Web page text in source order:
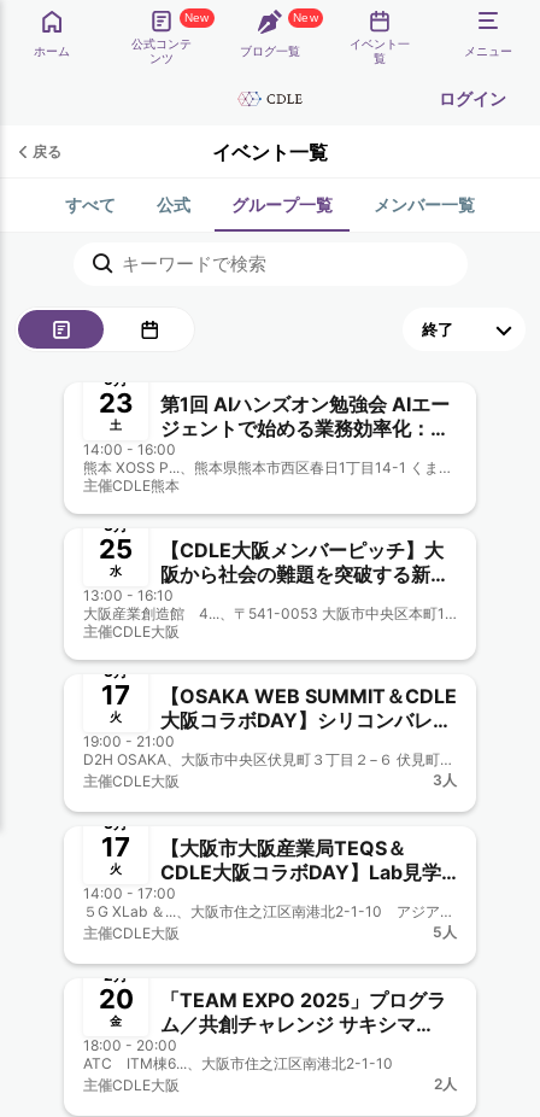
ホーム
New
公式コンテ
ンツ
New
ブログ一覧
イベント一
覧
メニュー
ログイン
戻る イベント一覧
すべて 公式 グループ一覧 メンバー一覧
5月
23
土
第1回 AIハンズオン勉強会 AIエー
ジェントで始める業務効率化：
ChatGPTの次に来る「自律型AI」
の使い方
14:00 - 16:00
熊本 XOSS P...、熊本県熊本市西区春日1丁目14-1 くまもと森都心プラザ2階
主催CDLE熊本
終了
3月
25
水
【CDLE大阪メンバーピッチ】大
阪から社会の難題を突破する新事
業が続々！新鋭ベンチャーと実力
派企業が挑む【ビジコンOSAKA
2025】〈CDLE大阪Meetup＃
55〉
13:00 - 16:10
大阪産業創造館 4...、〒541-0053 大阪市中央区本町1-4-5 大阪産業創造館
主催CDLE大阪
終了
3月
17
火
【OSAKA WEB SUMMIT＆CDLE
大阪コラボDAY】シリコンバレー
事業開発者が語る AIに出力させる
前にやってほしい爆速プロトタイ
ピングのすゝめ〈＆CDLE大阪
Meetup＃55〉
19:00 - 21:00
D2H OSAKA、大阪市中央区伏見町３丁目２−６ 伏見町ＫＹビル
主催CDLE大阪 3人
終了
3月
17
火
【大阪市大阪産業局TEQS＆
CDLE大阪コラボDAY】Lab見学
＆セミナー〈CDLE大阪Meetup
＃54〉
14:00 - 17:00
５G XLab ＆...、大阪市住之江区南港北2-1-10 アジア太平洋トレードセンター（ATC）内 ITM棟6階 （ニュートラム南港ポートタウン線 トレードセンター前駅下車） https://teqs.jp/about_us/access.php/
主催CDLE大阪 5人
終了
2月
20
金
「TEAM EXPO 2025」プログラ
ム／共創チャレンジ サキシマ
meets！街丸ごと実証実験プロジ
ェクト【CDLE大阪
Meetup#53】
18:00 - 20:00
ATC ITM棟6...、大阪市住之江区南港北2-1-10
主催CDLE大阪 2人
終了